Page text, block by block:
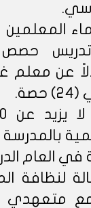
حصص
عن معلم
في العام
مع متعهدي